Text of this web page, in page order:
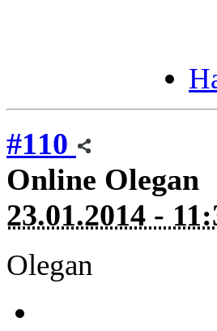
#110
Online Olegan
23.01.2014 -
Olegan